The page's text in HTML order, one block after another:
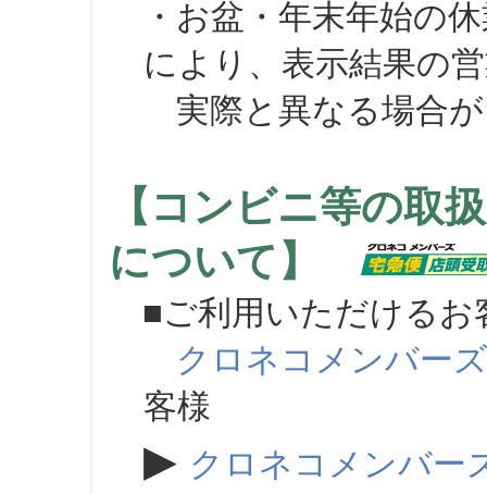
・お盆・年末年始の
により、表示結果の
実際と異なる場合が
【コンビニ等の取
について】
■ご利用いただけるお
クロネコメンバーズ
客様
▶ クロネコメンバー